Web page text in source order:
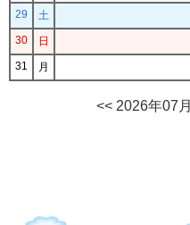
29
土
30
日
31
月
<< 2026年07月